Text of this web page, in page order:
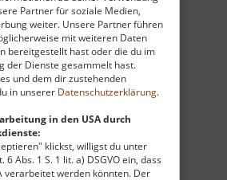
Partner für soziale Medien,
weiter. Unsere Partner führen
mit weiteren Daten
bereitgestellt hast oder die du im
der Dienste gesammelt hast.
und dem dir zustehenden
in unserer Datenschutzerklärung.
in den USA durch
klickst, willigst du unter
Abs. 1 S. 1 lit. a) DSGVO ein, dass
verarbeitet werden könnten. Der
Erbstollen
Mittleres Erzgebirge